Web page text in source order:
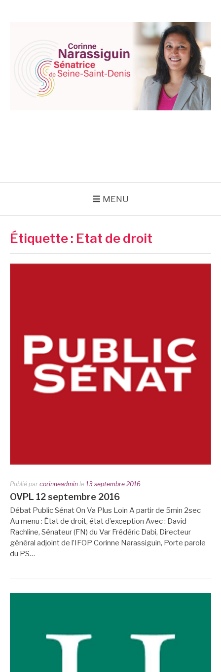
MENU
Étiquette : Etat de droit
Publié par corinneadmin le 13 septembre 2016
OVPL 12 septembre 2016
Débat Public Sénat On Va Plus Loin A partir de 5min 2sec
Au menu : État de droit, état d’exception Avec : David
Rachline, Sénateur (FN) du Var Frédéric Dabi, Directeur
général adjoint de l’IFOP Corinne Narassiguin, Porte parole
du PS…